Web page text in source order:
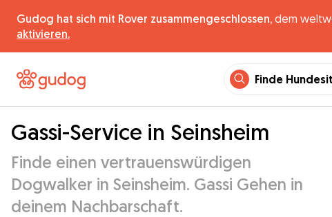
Gudog hat sich mit Rover zusammengeschlossen, dem
aktivieren.
Finde
Gassi-Service in Seinsheim
Finde einen vertrauenswürdigen
Dogwalker in Seinsheim. Gassi Gehen in
deinem Nachbarschaft.